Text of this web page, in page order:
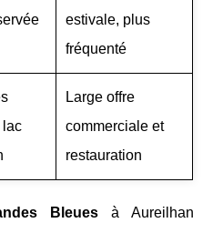
estivale, plus
fréquenté
lac
Large offre
commerciale et
restauration
Bleuesà Aureilhan